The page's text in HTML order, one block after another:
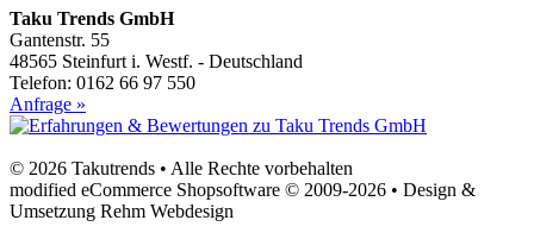
Taku Trends GmbH
Gantenstr. 55
48565 Steinfurt i. Westf. - Deutschland
Telefon: 0162 66 97 550
Anfrage »
© 2026 Takutrends • Alle Rechte vorbehalten
modified eCommerce Shopsoftware © 2009-2026 • Design &
Umsetzung Rehm Webdesign